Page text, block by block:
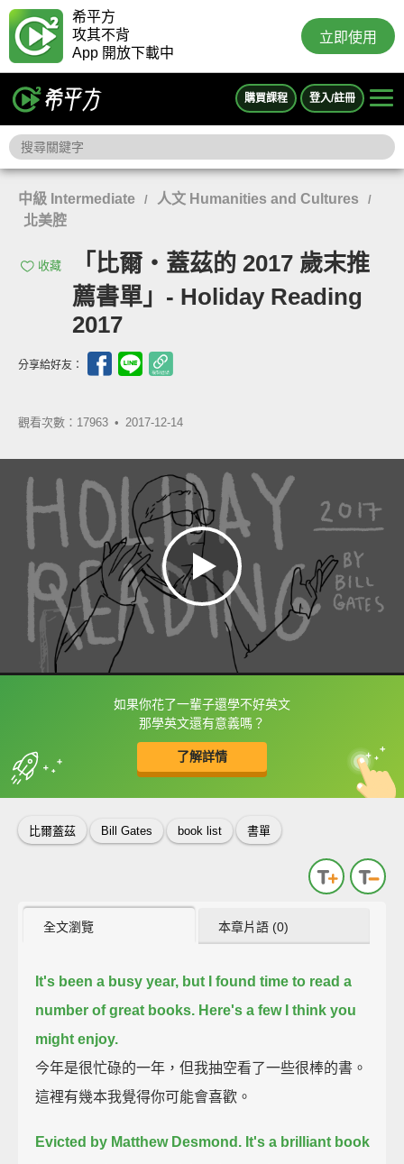
希平方
攻其不背
App 開放下載中
立即使用
購買課程 登入/註冊
中級 Intermediate / 人文 Humanities and Cultures /
北美腔
收藏
「比爾‧蓋茲的 2017 歲末推
薦書單」- Holiday Reading
2017
分享給好友：
觀看次數：17963 • 2017-12-14
如果你花了一輩子還學不好英文
那學英文還有意義嗎？
了解詳情
框選或點兩下字幕可以直接查字典喔！
收錄佳句 中
英
比爾蓋茲 Bill Gates book list 書單
全文瀏覽 本章片語 (0)
It's been a busy year, but I found time to read a
number of great books. Here's a few I think you
might enjoy.
今年是很忙碌的一年，但我抽空看了一些很棒的書。
這裡有幾本我覺得你可能會喜歡。
Evicted by Matthew Desmond. It's a brilliant book